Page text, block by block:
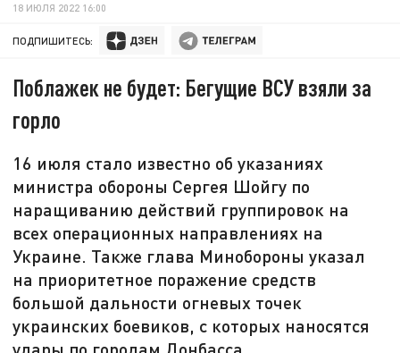
18 ИЮЛЯ 2022 16:00
ПОДПИШИТЕСЬ:
Поблажек не будет: Бегущие ВСУ взяли за
горло
16 июля стало известно об указаниях
министра обороны Сергея Шойгу по
наращиванию действий группировок на
всех операционных направлениях на
Украине. Также глава Минобороны указал
на приоритетное поражение средств
большой дальности огневых точек
украинских боевиков, с которых наносятся